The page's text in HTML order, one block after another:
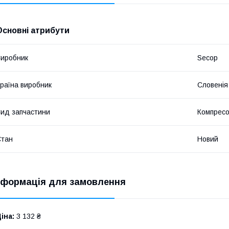
атрибути
Secop
виробник Словенія
запчастини
Новий
для замовлення
3 132 ₴